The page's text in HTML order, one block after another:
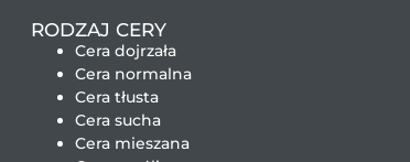
RODZAJ CERY
Cera dojrzała
Cera normalna
Cera tłusta
Cera sucha
Cera mieszana